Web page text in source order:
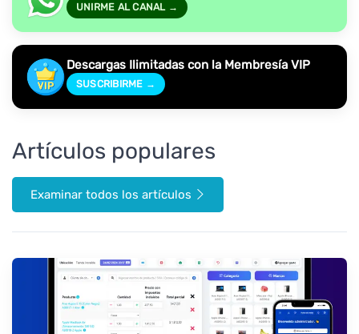
UNIRME AL CANAL →
Descargas Ilimitadas con la Membresía VIP
SUSCRIBIRME →
Artículos populares
Examinar todos los artículos